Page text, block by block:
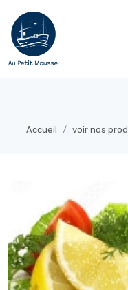
Accueil voir nos